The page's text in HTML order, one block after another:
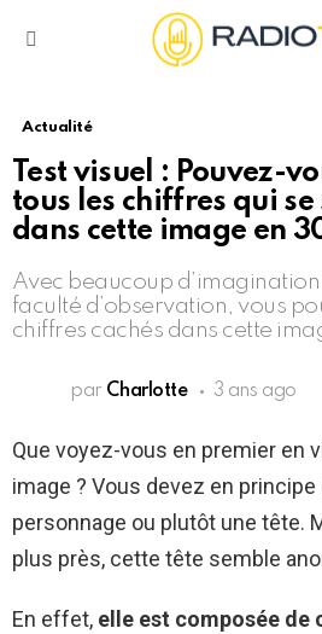
Actualité
Test visuel : Pouvez-
tous les chiffres qui se
dans cette image en
Avec beaucoup
faculté d’observation, vous
chiffres cachés dans cette
par Charlotte 3 ans ago
Que voyez-vous en premier en
image ? Vous devez en
personnage ou plutôt une tête.
plus près, cette tête semble
En effet, elle est composée de